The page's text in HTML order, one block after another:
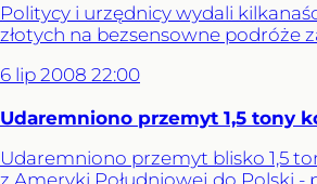
Politycy i urzędnicy wydali
złotych na bezsensowne podróże
6 lip 2008 22:00
Udaremniono przemyt 1,5 tony
Udaremniono przemyt blisko 1,5
z Ameryki Południowej do Polski -